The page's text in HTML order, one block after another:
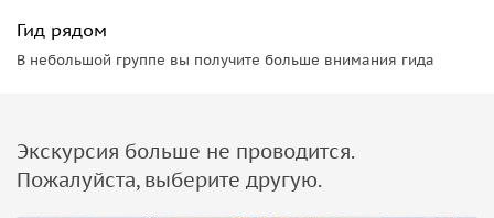
Гид рядом
В небольшой группе вы получите больше внимания гида
Экскурсия больше не проводится.
Пожалуйста, выберите другую.